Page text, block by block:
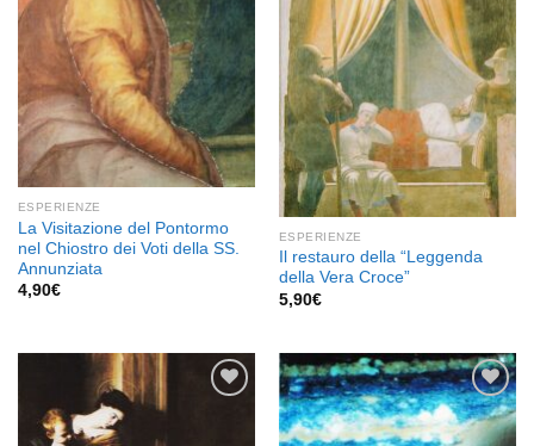
ESPERIENZE
La Visitazione del Pontormo
nel Chiostro dei Voti della SS.
Annunziata
4,90€
ESPERIENZE
Il restauro della “Leggenda
della Vera Croce”
5,90€